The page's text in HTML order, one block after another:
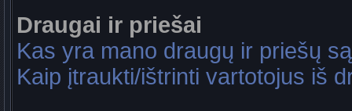
Draugai ir priešai
Kas yra mano draugų ir priešų
Kaip įtraukti/ištrinti vartotojus iš